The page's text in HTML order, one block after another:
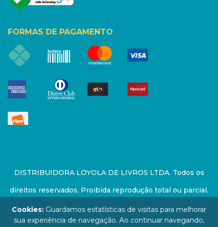
FORMAS DE PAGAMENTO
DISTRIBUIDORA LOYOLA DE LIVROS LTDA. Todos os
direitos reservados. Proibida reprodução total ou parcial.
Preços e estoque sujeito a alterações sem aviso prévio.
67.946.814/0001-94 - LOJA - Rua Senador Feijó - São
Cookies: Guardamos estatísticas de visitas para melhorar
sua experiência de navegação. Ao continuar navegando,